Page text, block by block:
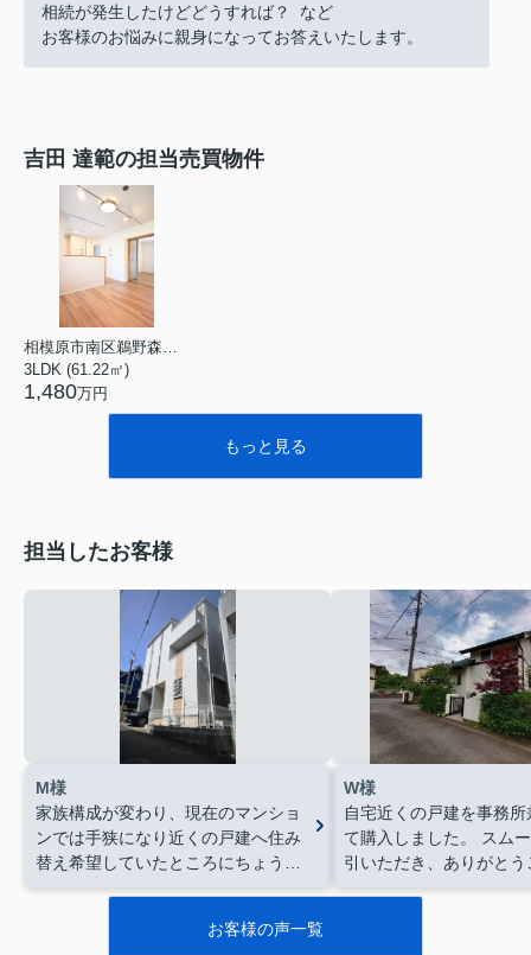
相続が発生したけどどうすれば？ など
お客様のお悩みに親身になってお答えいたします。
吉田 達範の担当売買物件
3LDK (61.22㎡)
1,480万円
もっと見る
担当したお客様
M様
家族構成が変わり、現在のマンショ
ンでは手狭になり近くの戸建へ住み
替え希望していたところにちょうど
W様
自宅近くの戸建を事務
て購入しました。
スム
引いただき、ありがとう
お客様の声一覧